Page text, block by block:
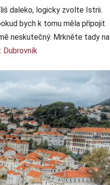
daleko, logicky zvolte Istrii.
bych k tomu měla připojit
neskutečný. Mrkněte tady na
Dubrovník